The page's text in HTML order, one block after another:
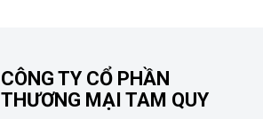
CÔNG TY CỔ PHẦN
THƯƠNG MẠI TAM QUY